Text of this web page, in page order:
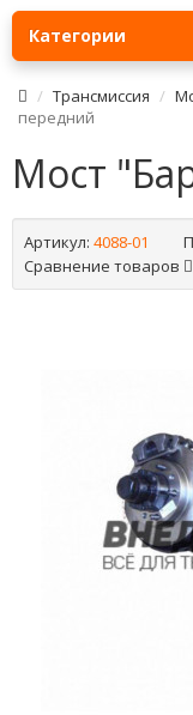
Категории
Трансмиссия
передний
Мост
Артикул: 4088-01
Сравнение товаров